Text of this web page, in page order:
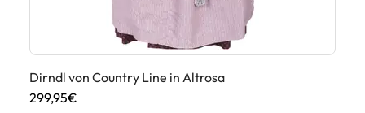
Dirndl von Country Line in Altrosa
299,95€